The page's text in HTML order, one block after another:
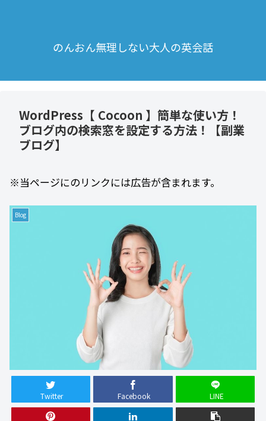
のんおん無理しない大人の英会話
WordPress【 Cocoon 】簡単な使い方！
ブログ内の検索窓を設定する方法！【副業
ブログ】
※当ページにのリンクには広告が含まれます。
Blog
Twitter Facebook LINE